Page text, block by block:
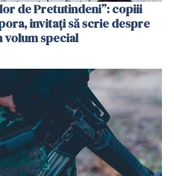
de Pretutindeni”: copiii
invitați să scrie despre
volum special